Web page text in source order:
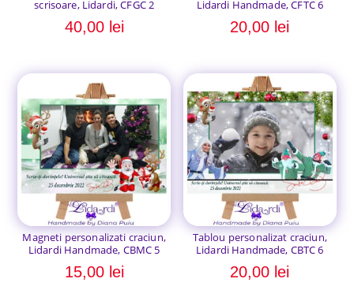
scrisoare, Lidardi, CFGC 2
40,00 lei
Lidardi Handmade, CFTC 6
20,00 lei
Magneti personalizati craciun,
Lidardi Handmade, CBMC 5
15,00 lei
Tablou personalizat craciun,
Lidardi Handmade, CBTC 6
20,00 lei